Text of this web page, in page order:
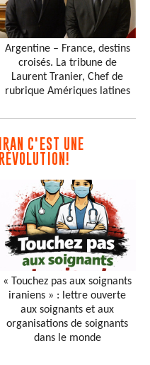
Argentine – France, destins
croisés. La tribune de
Laurent Tranier, Chef de
rubrique Amériques latines
IRAN C'EST UNE
RÉVOLUTION!
« Touchez pas aux soignants
iraniens » : lettre ouverte
aux soignants et aux
organisations de soignants
dans le monde